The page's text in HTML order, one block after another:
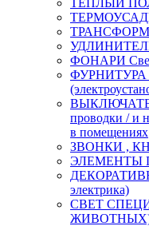
ТЕПЛЫЙ
ФОНАРИ
проводки / и
в помещениях
ЗВОНКИ ,
ЭЛЕМЕНТЫ
электрика)
СВЕТ